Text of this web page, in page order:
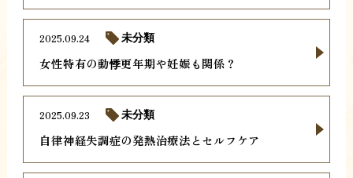
女性特有の動悸更年期や妊娠も関係？
2025.09.24 未分類
自律神経失調症の発熱治療法とセルフケア
2025.09.23 未分類